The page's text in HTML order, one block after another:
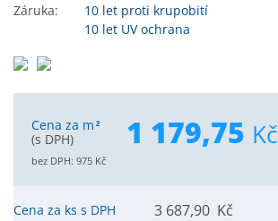
Záruka: 10 let proti krupobití
10 let UV ochrana
Cena za m 2
(s DPH) 1 179,75 Kč
bez DPH: 975 Kč
Cena za ks s DPH 3 687,90 Kč